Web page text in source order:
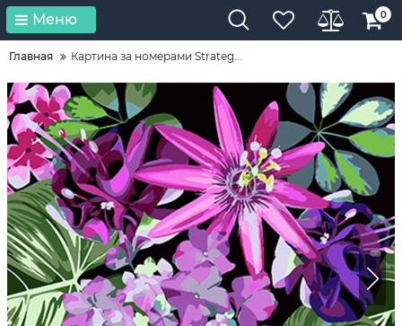
Меню 0
Главная Картина за номерами Strateg...